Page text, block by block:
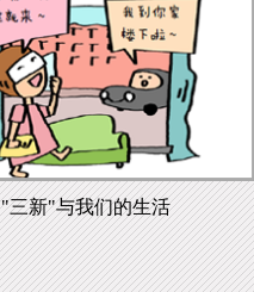
"三新"与我们的生活